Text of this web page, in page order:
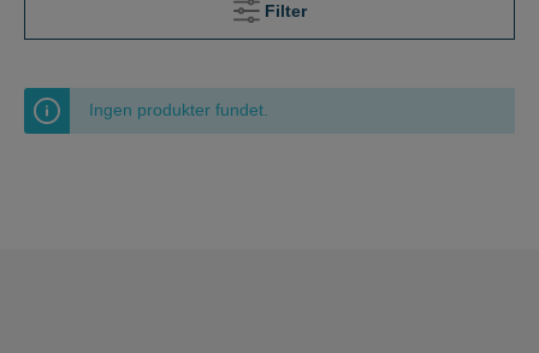
Filter
Ingen produkter fundet.